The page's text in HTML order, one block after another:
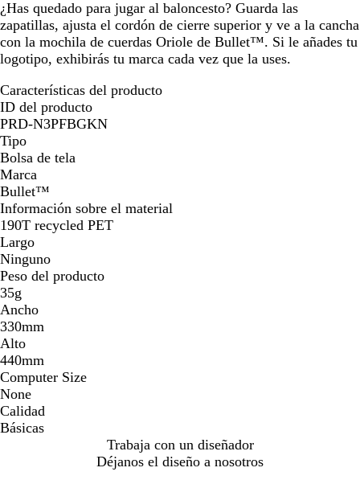
la
imagen
la
imagen
la
imagen
la
imagen
la
imagen
n
o
o¿Has quedado para jugar al baloncesto? Guarda las
zapatillas, ajusta el cordón de cierre superior y ve a la cancha
con la mochila de cuerdas Oriole de Bullet™. Si le añades tu
logotipo, exhibirás tu marca cada vez que la uses.
Características del producto
ID del producto
PRD-N3PFBGKN
Tipo
Bolsa de tela
Marca
Bullet™
Información sobre el material
190T recycled PET
Largo
Ninguno
Peso del producto
35g
Ancho
330mm
Alto
440mm
Computer Size
None
Calidad
Básicas
Trabaja con un diseñador
Déjanos el diseño a nosotros